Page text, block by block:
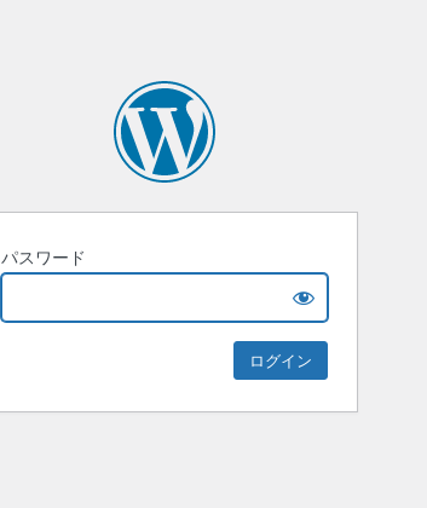
パスワード